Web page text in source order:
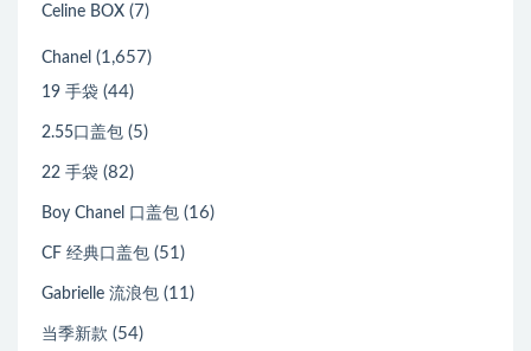
Celine BOX (7)
Chanel (1,657)
19 手袋 (44)
2.55口盖包 (5)
22 手袋 (82)
Boy Chanel 口盖包 (16)
CF 经典口盖包 (51)
Gabrielle 流浪包 (11)
当季新款 (54)